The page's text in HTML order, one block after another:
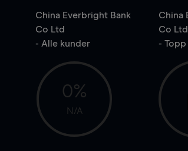
China Everbright Bank
Co Ltd
- Alle kunder
0%
N/A
China
Co Ltd
-